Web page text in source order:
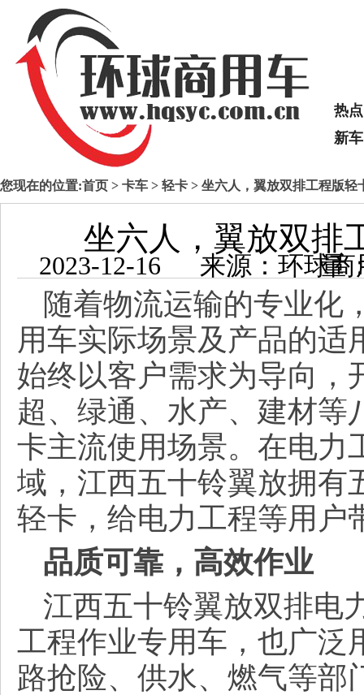
热点
新车
您现在的位置:首页 > 卡车 > 轻卡 > 坐六人，翼放双排工程版轻
坐六人，翼放双排
2023-12-16 来源：
随着物流运输的专业化
用车实际场景及产品的适
始终以客户需求为导向，
超、绿通、水产、建材等
卡主流使用场景。在电力
域，江西五十铃翼放拥有
轻卡，给电力工程等用户
品质可靠，高效作业
江西五十铃翼放双排电
工程作业专用车，也广泛
路抢险、供水、燃气等部